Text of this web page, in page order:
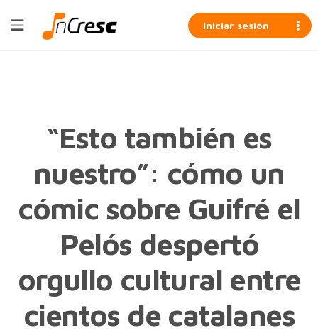
Iniciar sesión
“Esto también es
nuestro”: cómo un
cómic sobre Guifré el
Pelós despertó
orgullo cultural entre
cientos de catalanes